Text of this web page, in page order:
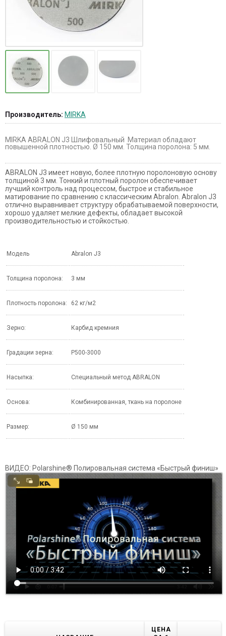
Производитель: MIRKA
MIRKA ABRALON J3 Шлифовальный Материал обладают
повышенной плотностью. Ø 150 мм. Толщина поролона: 5 мм.
ABRALON J3 имеет новую, более плотную поролоновую основу
толщиной 3 мм. Тонкий и плотный поролон обеспечивает
лучший контроль над процессом, быстрое и стабильное
матирование по сравнению с классическим Abralon. Abralon J3
отлично выравнивает структуру обрабатываемой поверхности,
хорошо удаляет мелкие дефекты, обладает высокой
производительностью и стойкостью.
Модель Abralon J3
Толщина поролона: 3 мм
Плотность поролона: 62 кг/м2
Зерно: Карбид кремния
Градации зерна: Р500-3000
Насыпка: Специальный метод ABRALON
Основа: Комбинированная, ткань на поролоне
Размер: Ø 150 мм
ВИДЕО: Polarshine® Полировальная система «Быстрый финиш»
ЦЕНА